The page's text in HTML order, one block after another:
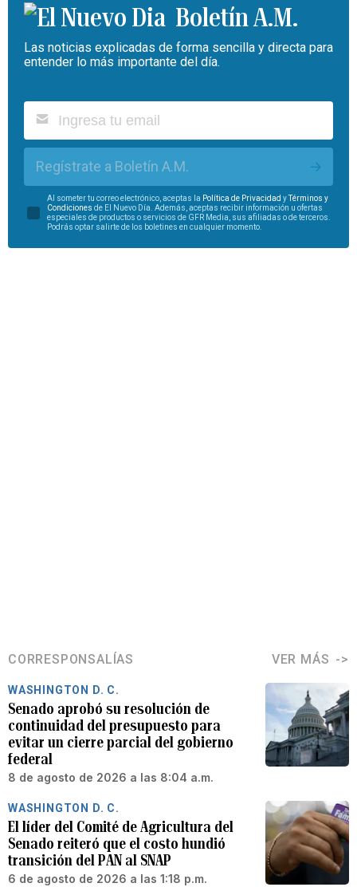
Boletín A.M.
Las noticias explicadas de forma sencilla y directa para
entender lo más importante del día.
Regístrate a Boletín A.M.
Al someter tu correo electrónico, aceptas la Política de Privacidad y
Términos y
Condiciones de El Nuevo Día. Además, aceptas recibir información u ofertas
especiales de productos o servicios de GFR Media, sus afiliadas o de terceros.
Podrás optar salirte de los boletines en cualquier momento.
CORRESPONSALÍAS VER MÁS
WASHINGTON D. C.
Senado aprobó su resolución de
continuidad del presupuesto para
evitar un cierre parcial del gobierno
federal
8 de agosto de 2026 a las 8:04 a.m.
WASHINGTON D. C.
El líder del Comité de Agricultura del
Senado reiteró que el costo hundió
transición del PAN al SNAP
6 de agosto de 2026 a las 1:18 p.m.